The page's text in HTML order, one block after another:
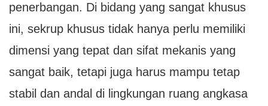
penerbangan. Di bidang yang sangat khusus
ini, sekrup khusus tidak hanya perlu memiliki
dimensi yang tepat dan sifat mekanis yang
sangat baik, tetapi juga harus mampu tetap
stabil dan andal di lingkungan ruang angkasa